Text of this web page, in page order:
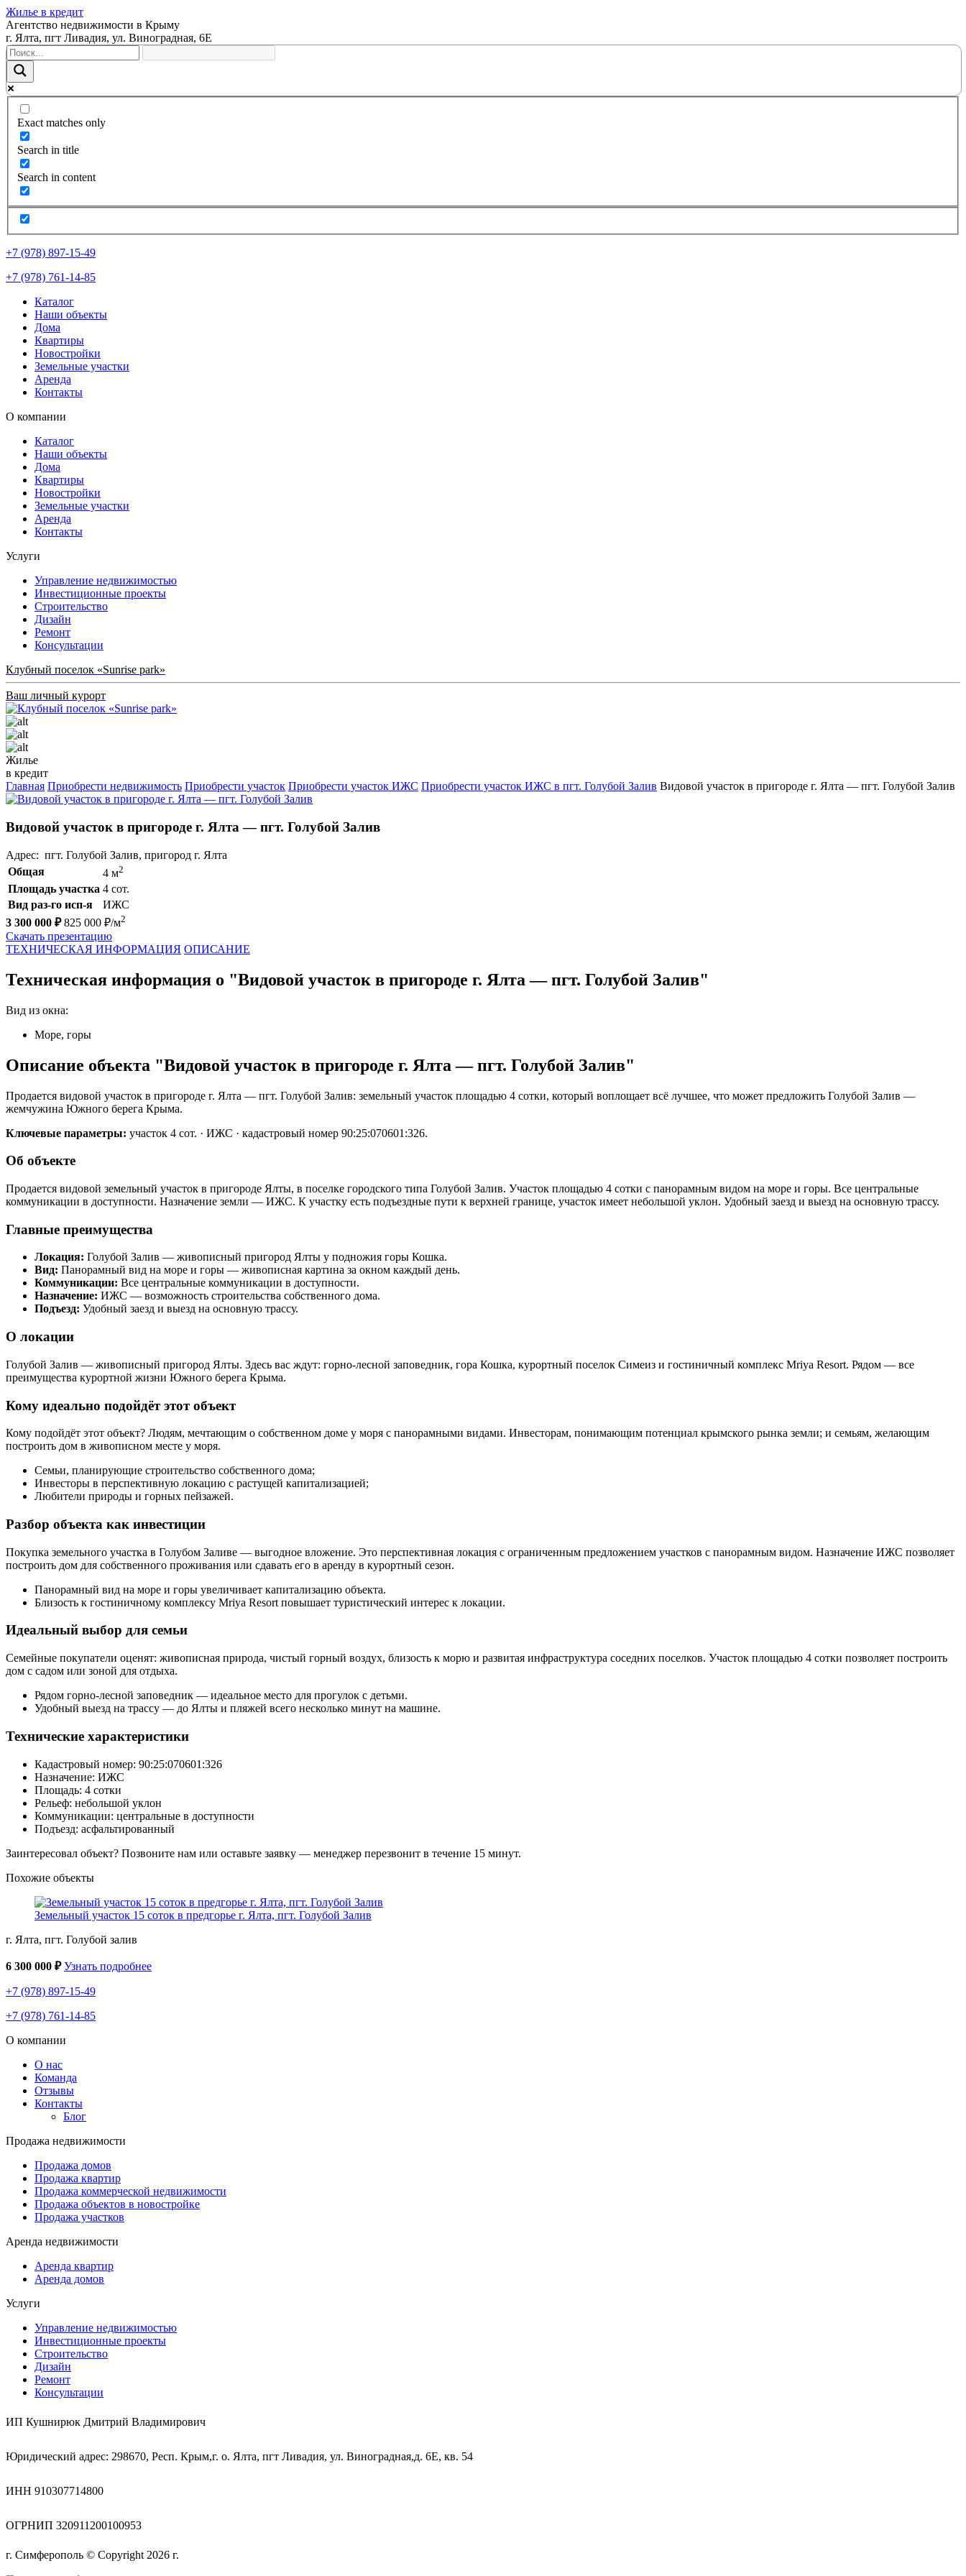
Жилье в кредит
Агентство недвижимости в Крыму
г. Ялта, пгт Ливадия, ул. Виноградная, 6Е
Exact matches only
Search in title
Search in content
+7 (978) 897-15-49
+7 (978) 761-14-85
Каталог
Наши объекты
Дома
Квартиры
Новостройки
Земельные участки
Аренда
Контакты
О компании
Каталог
Наши объекты
Дома
Квартиры
Новостройки
Земельные участки
Аренда
Контакты
Услуги
Управление недвижимостью
Инвестиционные проекты
Строительство
Дизайн
Ремонт
Консультации
Клубный поселок «Sunrise park»
Ваш личный курорт
Жилье
в кредит
Главная Приобрести недвижимость Приобрести участок Приобрести участок ИЖС Приобрести участок ИЖС в пгт. Голубой Залив Видовой участок в пригороде г. Ялта — пгт. Голубой Залив
Видовой участок в пригороде г. Ялта — пгт. Голубой Залив
Адрес: пгт. Голубой Залив, пригород г. Ялта
Общая
4 м2
Площадь участка 4 сот.
Вид раз-го исп-я
ИЖС
3 300 000 ₽ 825 000 ₽/м2
Скачать презентацию
ТЕХНИЧЕСКАЯ ИНФОРМАЦИЯ ОПИСАНИЕ
Техническая информация о "Видовой участок в пригороде г. Ялта — пгт. Голубой Залив"
Вид из окна:
Море, горы
Описание объекта "Видовой участок в пригороде г. Ялта — пгт. Голубой Залив"
Продается видовой участок в пригороде г. Ялта — пгт. Голубой Залив: земельный участок площадью 4 сотки, который воплощает всё лучшее, что может предложить Голубой Залив —
жемчужина Южного берега Крыма.
Ключевые параметры: участок 4 сот. · ИЖС · кадастровый номер 90:25:070601:326.
Об объекте
Продается видовой земельный участок в пригороде Ялты, в поселке городского типа Голубой Залив. Участок площадью 4 сотки с панорамным видом на море и горы. Все центральные
коммуникации в доступности. Назначение земли — ИЖС. К участку есть подъездные пути к верхней границе, участок имеет небольшой уклон. Удобный заезд и выезд на основную трассу.
Главные преимущества
Локация: Голубой Залив — живописный пригород Ялты у подножия горы Кошка.
Вид: Панорамный вид на море и горы — живописная картина за окном каждый день.
Коммуникации: Все центральные коммуникации в доступности.
Назначение: ИЖС — возможность строительства собственного дома.
Подъезд: Удобный заезд и выезд на основную трассу.
О локации
Голубой Залив — живописный пригород Ялты. Здесь вас ждут: горно-лесной заповедник, гора Кошка, курортный поселок Симеиз и гостиничный комплекс Mriya Resort. Рядом — все
преимущества курортной жизни Южного берега Крыма.
Кому идеально подойдёт этот объект
Кому подойдёт этот объект? Людям, мечтающим о собственном доме у моря с панорамными видами. Инвесторам, понимающим потенциал крымского рынка земли; и семьям, желающим
построить дом в живописном месте у моря.
Семьи, планирующие строительство собственного дома;
Инвесторы в перспективную локацию с растущей капитализацией;
Любители природы и горных пейзажей.
Разбор объекта как инвестиции
Покупка земельного участка в Голубом Заливе — выгодное вложение. Это перспективная локация с ограниченным предложением участков с панорамным видом. Назначение ИЖС позволяет
построить дом для собственного проживания или сдавать его в аренду в курортный сезон.
Панорамный вид на море и горы увеличивает капитализацию объекта.
Близость к гостиничному комплексу Mriya Resort повышает туристический интерес к локации.
Идеальный выбор для семьи
Семейные покупатели оценят: живописная природа, чистый горный воздух, близость к морю и развитая инфраструктура соседних поселков. Участок площадью 4 сотки позволяет построить
дом с садом или зоной для отдыха.
Рядом горно-лесной заповедник — идеальное место для прогулок с детьми.
Удобный выезд на трассу — до Ялты и пляжей всего несколько минут на машине.
Технические характеристики
Кадастровый номер: 90:25:070601:326
Назначение: ИЖС
Площадь: 4 сотки
Рельеф: небольшой уклон
Коммуникации: центральные в доступности
Подъезд: асфальтированный
Заинтересовал объект? Позвоните нам или оставьте заявку — менеджер перезвонит в течение 15 минут.
Похожие объекты
Земельный участок 15 соток в предгорье г. Ялта, пгт. Голубой Залив
г. Ялта, пгт. Голубой залив
6 300 000 ₽ Узнать подробнее
+7 (978) 897-15-49
+7 (978) 761-14-85
О компании
О нас
Команда
Отзывы
Контакты
Блог
Продажа недвижимости
Продажа домов
Продажа квартир
Продажа коммерческой недвижимости
Продажа объектов в новостройке
Продажа участков
Аренда недвижимости
Аренда квартир
Аренда домов
Услуги
Управление недвижимостью
Инвестиционные проекты
Строительство
Дизайн
Ремонт
Консультации
ИП Кушнирюк Дмитрий Владимирович
Юридический адрес: 298670, Респ. Крым,г. о. Ялта, пгт Ливадия, ул. Виноградная,д. 6Е, кв. 54
ИНН 910307714800
ОГРНИП 320911200100953
г. Симферополь © Copyright 2026 г.